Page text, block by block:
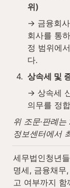
위)
→ 금융회
회사를 통
정 범위에
다.
4. 상속세 및
→ 상속세
의무를 정
위 조문·판례
정보센터에서
세무법인청년
명세, 금융채무
고 여부까지 함